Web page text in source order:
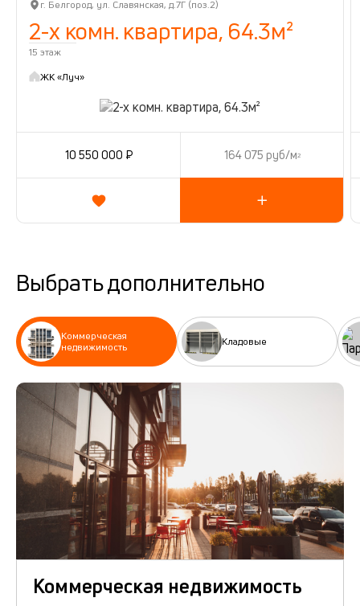
г. Белгород, ул. Славянская, д.7Г (поз.2)
2-х комн. квартира, 64.3м²
15 этаж
ЖК «Луч»
10 550 000 ₽ 164 075 руб/м2
Выбрать дополнительно
Коммерческая
недвижимость
Кладовые
Коммерческая недвижимость